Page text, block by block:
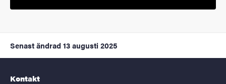
Senast ändrad 13 augusti 2025
Kontakt